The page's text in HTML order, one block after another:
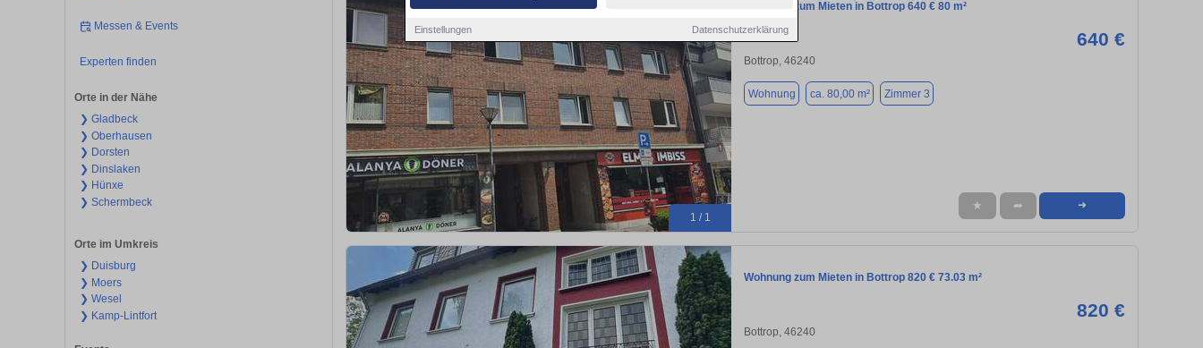
Einstellungen Datenschutzerklärung
Messen & Events
Experten finden
Orte in der Nähe
❯ Gladbeck
❯ Oberhausen
❯ Dorsten
❯ Dinslaken
❯ Hünxe
❯ Schermbeck
Orte im Umkreis
❯ Duisburg
❯ Moers
❯ Wesel
❯ Kamp-Lintfort
1 / 1
Wohnung zum Mieten in Bottrop 640 € 80 m²
640 €
Bottrop, 46240
Wohnung ca. 80,00 m² Zimmer 3
★ ➦ ➜
Wohnung zum Mieten in Bottrop 820 € 73.03 m²
820 €
Bottrop, 46240